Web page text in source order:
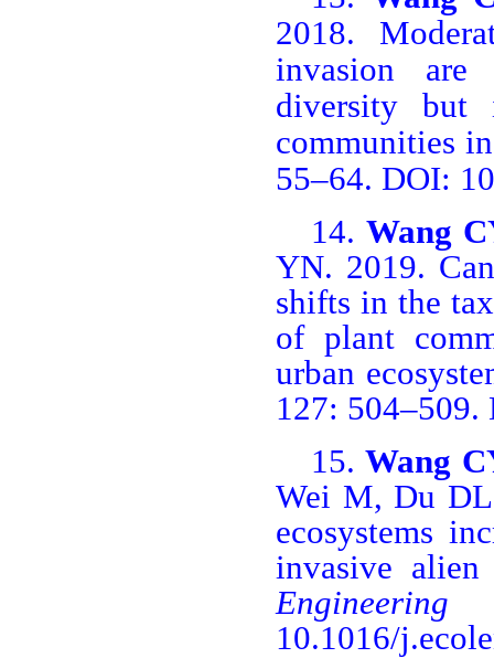
2018.
invasion are
diversity but
communities
55‒64. DOI:
14.Wang
YN. 2019.
shifts in the
of plant
urban
127: 504‒509.
15.Wang
Wei M, Du
ecosystems
invasive
Engineering
10.1016/